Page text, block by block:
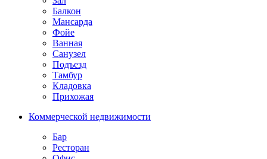
Балкон
Мансарда
Фойе
Ванная
Санузел
Подъезд
Тамбур
Кладовка
Прихожая
Коммерческой недвижимости
Бар
Ресторан